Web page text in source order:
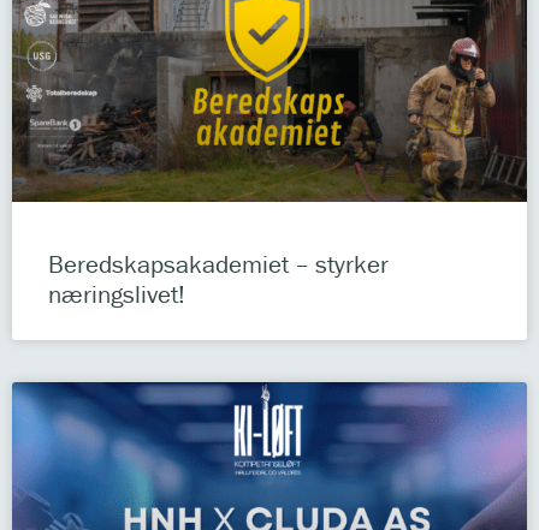
Beredskapsakademiet – styrker
næringslivet!